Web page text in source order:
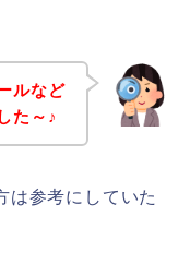
ルなど
た～♪
は参考にしていた